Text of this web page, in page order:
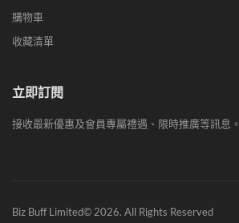
購物車
收藏清單
立即訂閱
接收最新優惠及會員專屬禮遇、限時推廣等訊息。
Biz Buff Limited© 2026. All Rights Reserved